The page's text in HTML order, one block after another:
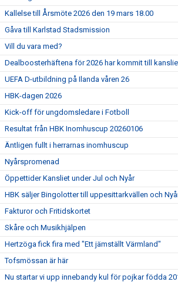
Kallelse till Årsmöte 2026 den 19 mars 18.00
Gåva till Karlstad Stadsmission
Vill du vara med?
Dealboosterhäftena för 2026 har kommit till
UEFA D-utbildning på Ilanda våren 26
HBK-dagen 2026
Kick-off för ungdomsledare i Fotboll
Resultat från HBK Inomhuscup 20260106
Äntligen fullt i herrarnas inomhuscup
Nyårspromenad
Öppettider Kansliet under Jul och Nyår
HBK säljer Bingolotter till uppesittarkvällen och
Fakturor och Fritidskortet
Skåre och Musikhjälpen
Hertzöga fick fira med "Ett jämställt Värmland"
Tofsmössan är här
Nu startar vi upp innebandy kul för pojkar födda